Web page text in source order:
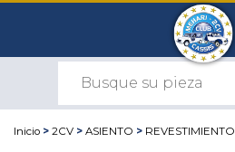
Inicio > 2CV > ASIENTO >